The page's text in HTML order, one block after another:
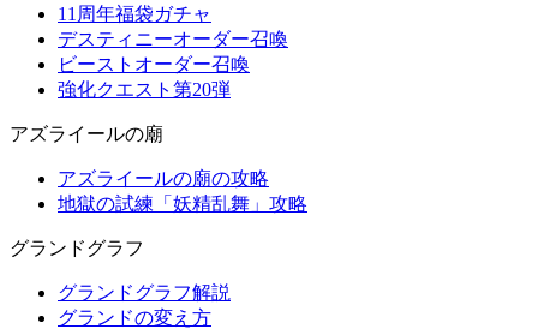
11周年福袋ガチャ
デスティニーオーダー召喚
ビーストオーダー召喚
強化クエスト第20弾
アズライールの廟
アズライールの廟の攻略
地獄の試練「妖精乱舞」攻略
グランドグラフ
グランドグラフ解説
グランドの変え方